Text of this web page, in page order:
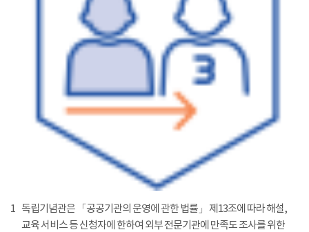
1 독립기념관은 「공공기관의 운영에 관한 법률」 제13조에 따라 해설,
교육 서비스 등 신청자에 한하여 외부 전문기관에 만족도 조사를 위한